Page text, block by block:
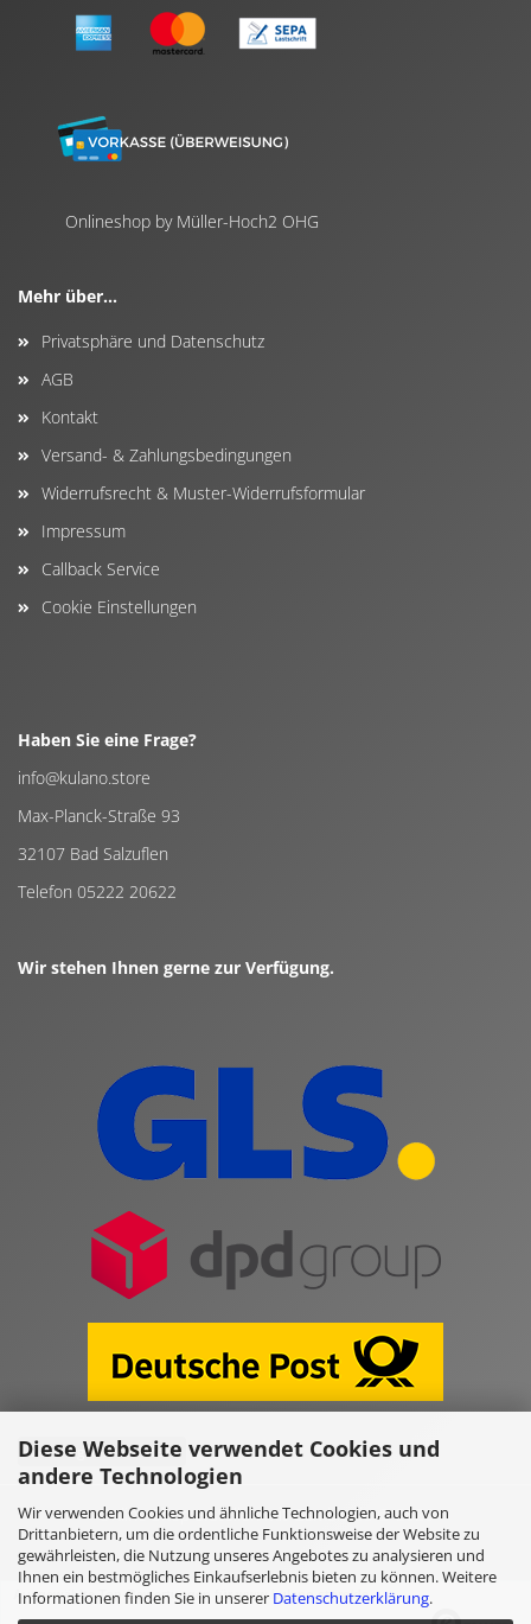
Diese Webseite verwendet Cookies und
andere Technologien
Wir verwenden Cookies und ähnliche Technologien, auch von
Drittanbietern, um die ordentliche Funktionsweise der Website zu
gewährleisten, die Nutzung unseres Angebotes zu analysieren und
Ihnen ein bestmögliches Einkaufserlebnis bieten zu können. Weitere
Informationen finden Sie in unserer Datenschutzerklärung.
Onlineshop by Müller-Hoch2 OHG
Mehr über...
Privatsphäre und Datenschutz
AGB
Kontakt
Versand- & Zahlungsbedingungen
Widerrufsrecht & Muster-Widerrufsformular
Impressum
Callback Service
Cookie Einstellungen
Haben Sie eine Frage?
info@kulano.store
Max-Planck-Straße 93
32107 Bad Salzuflen
Telefon 05222 20622
Wir stehen Ihnen gerne zur Verfügung.
Vertrag widerrufen
Online Shop erstellenmit Gambio.de © 2026
Ausgewählte Top-Bewertungen für www.kulano.store/de